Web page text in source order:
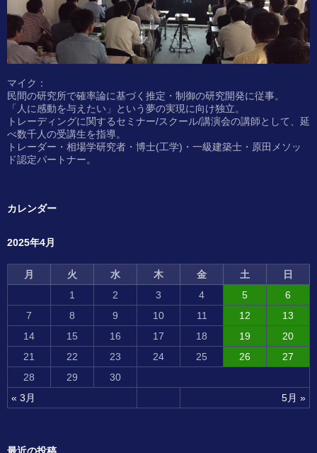
マイク：
民間の研究所で確率論に基づく推定・制御の研究開発に従事。
「人に感動を与えたい」という夢の実現に向け独立。
トレーディングに関するセミナー/スクール/講演会の講師として、延
べ数千人の受講生を指導。
トレーダー・相場学研究者・博士(工学)・一級建築士・原田メソッ
ド認定パートナー。
カレンダー
2025年4月
月 火 水 木 金 土 日
« 3月 5月 »
1 2 3 4 5
6
7
8 9 10 11 12
13
14
15 16 17 18 19
20
21
22 23 24 25 26
27
28
29 30
最近の投稿